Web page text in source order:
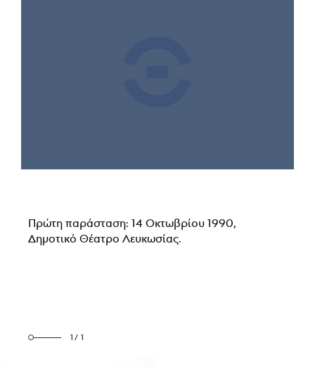
Πρώτη παράσταση: 14 Οκτωβρίου 1990,
Δημοτικό Θέατρο Λευκωσίας.
1/1